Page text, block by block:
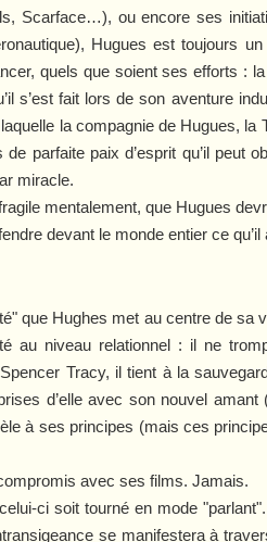
, Scarface…), ou encore ses
Hugues est toujours
quels que soient ses efforts :
s’est fait lors de son aventure
la compagnie de Hugues,
parfaite paix d’esprit qu’il
miracle.
mentalement, que Hugues
devant le monde entier ce
que Hughes met au centre de
au niveau relationnel : il ne
Tracy, il tient à la
d’elle avec son nouvel
à ses principes (mais ces
avec ses films. Jamais.
ci soit tourné en mode
se manifestera à